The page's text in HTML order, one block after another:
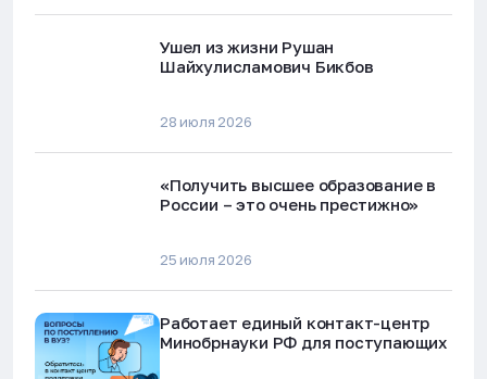
Ушел из жизни Рушан
Шайхулисламович Бикбов
28 июля 2026
«Получить высшее образование в
России – это очень престижно»
25 июля 2026
Работает единый контакт-центр
Минобрнауки РФ для поступающих